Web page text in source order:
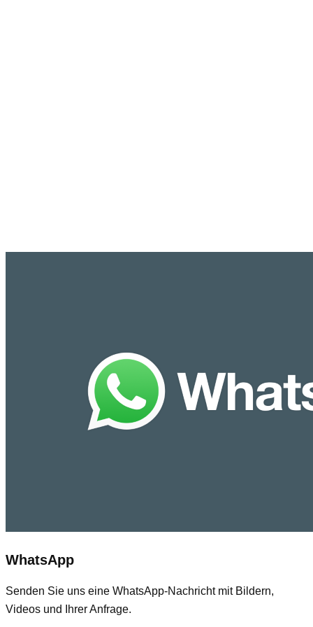
WhatsApp
Senden Sie uns eine WhatsApp-Nachricht mit Bildern,
Videos und Ihrer Anfrage.